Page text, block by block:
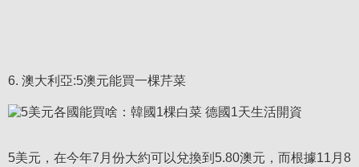
6. 澳大利亞:5澳元能買一棵芹菜
5美元，在今年7月份大約可以兌換到5.80澳元，而根據11月8